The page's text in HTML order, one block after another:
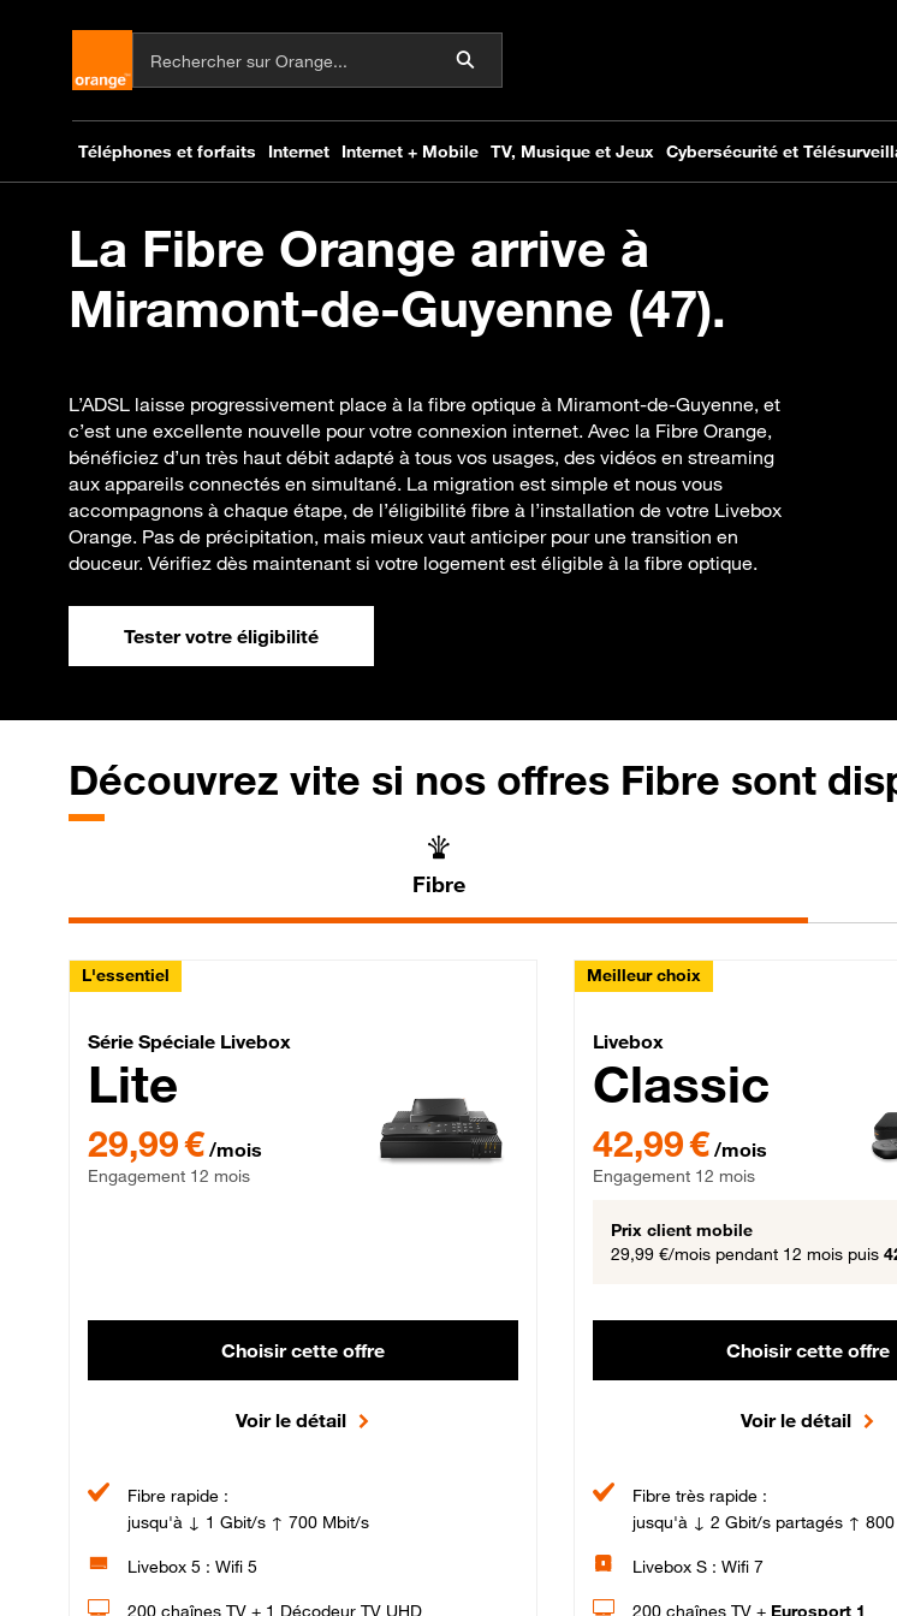
La Fibre Orange arrive à
Miramont-de-Guyenne (47).
L’ADSL laisse progressivement place à la fibre optique à Miramont-de-Guyenne, et
c’est une excellente nouvelle pour votre connexion internet. Avec la Fibre Orange,
bénéficiez d’un très haut débit adapté à tous vos usages, des vidéos en streaming
aux appareils connectés en simultané. La migration est simple et nous vous
accompagnons à chaque étape, de l’éligibilité fibre à l’installation de votre Livebox
Orange. Pas de précipitation, mais mieux vaut anticiper pour une transition en
douceur. Vérifiez dès maintenant si votre logement est éligible à la fibre optique.
Tester votre éligibilité
Découvrez vite si nos offres Fibre sont
Fibre
L'essentiel
Série Spéciale Livebox Lite Fibre
Série Spéciale Livebox
Lite
29,99 € par mois , Engagement 12 mois
29,99 € /mois
Engagement 12 mois
Choisir cette offre
Voir le détail
Fibre rapide :
jusqu'à ↓ 1 Gbit/s ↑ 700 Mbit/s
Livebox 5 : Wifi 5
200 chaînes TV + 1 Décodeur TV UHD
Meilleur choix
Livebox Classic
Livebox
Classic
42,99 € par mois , Engagement 12 mois
42,99 € /mois
Engagement 12 mois
Prix client mobile
29,99 €/mois pendant 12 mois puis
Choisir cette offre
Voir le détail
Fibre très rapide :
jusqu'à ↓ 2 Gbit/s partagés ↑
Livebox S : Wifi 7
200 chaînes TV + Eurosport 1